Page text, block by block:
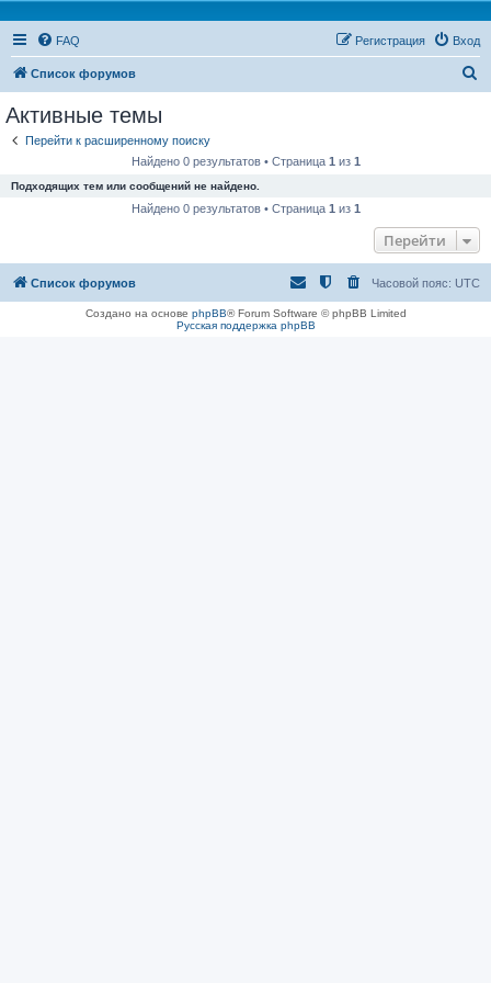
FAQ Вход
Регистрация
Список форумов
Активные темы
Перейти к расширенному поиску
Найдено 0 результатов • Страница 1 из 1
Подходящих тем или сообщений не найдено.
Найдено 0 результатов • Страница 1 из 1
Перейти
Список форумов Часовой пояс: UTC
Создано на основе phpBB® Forum Software © phpBB Limited
Русская поддержка phpBB